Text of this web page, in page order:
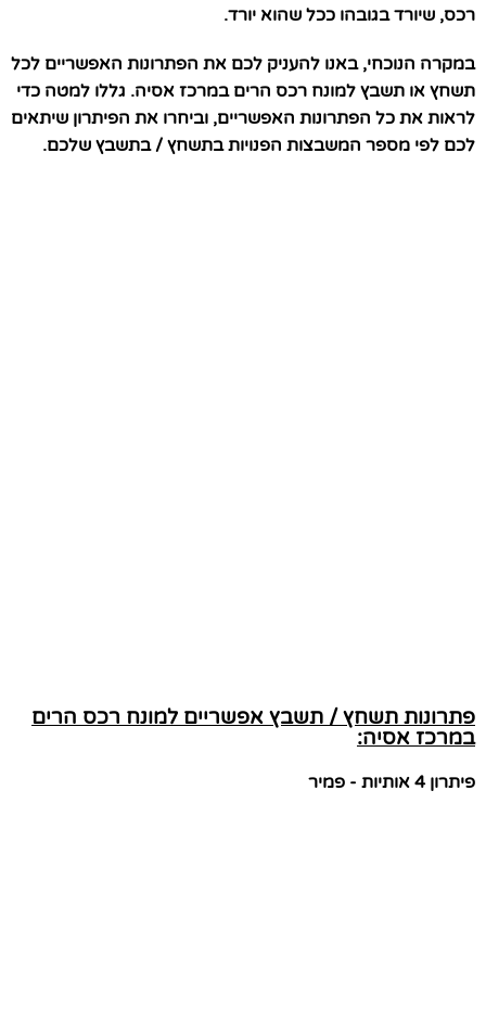
רכס, שיורד בגובהו ככל שהוא יורד.
במקרה הנוכחי, באנו להעניק לכם את הפתרונות האפשריים לכל
תשחץ או תשבץ למונח רכס הרים במרכז אסיה. גללו למטה כדי
לראות את כל הפתרונות האפשריים, וביחרו את הפיתרון שיתאים
לכם לפי מספר המשבצות הפנויות בתשחץ / בתשבץ שלכם.
פתרונות תשחץ / תשבץ אפשריים למונח רכס הרים
במרכז אסיה:
פיתרון 4 אותיות - פמיר